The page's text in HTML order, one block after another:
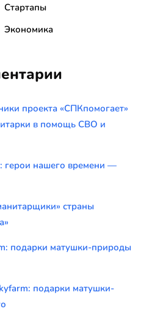
Стартапы
Экономика
проекта «СПКпомогает»
в помощь СВО и
герои нашего времени —
страны
подарки матушки-природы
подарки матушки-